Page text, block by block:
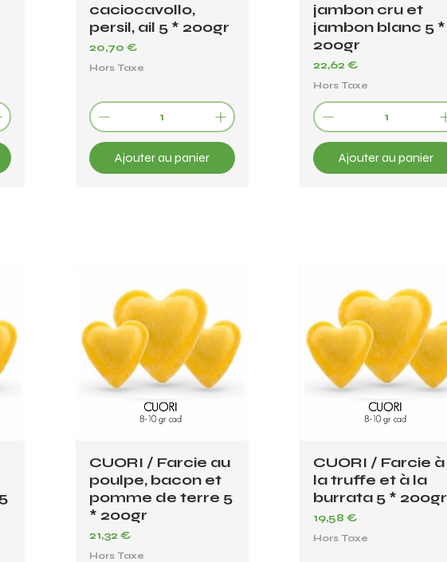
caciocavollo,
persil, ail 5 * 200gr
Prix
20,70 €
Hors Taxe
Ajouter au panier
jambon cru et
jambon blanc 5 *
200gr
Prix
22,62 €
Hors Taxe
Ajouter au panier
CUORI / Farcie au
poulpe, bacon et
pomme de terre 5
* 200gr
Prix
21,32 €
Hors Taxe
CUORI / Farcie à
la truffe et à la
burrata 5 * 200gr
Prix
19,58 €
Hors Taxe